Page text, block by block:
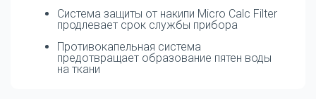
Система защиты от накипи Micro Calc Filter
продлевает срок службы прибора
Противокапельная система
предотвращает образование пятен воды
на ткани